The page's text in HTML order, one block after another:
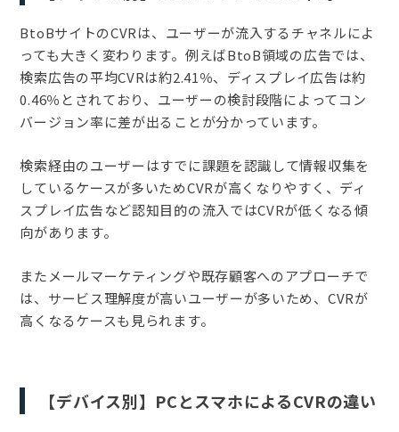
BtoBサイトのCVRは、ユーザーが流入するチャネルによ
っても大きく変わります。例えばBtoB領域の広告では、
検索広告の平均CVRは約2.41％、ディスプレイ広告は約
0.46％とされており、ユーザーの検討段階によってコン
バージョン率に差が出ることが分かっています。
検索経由のユーザーはすでに課題を認識して情報収集を
しているケースが多いためCVRが高くなりやすく、ディ
スプレイ広告など認知目的の流入ではCVRが低くなる傾
向があります。
またメールマーケティングや既存顧客へのアプローチで
は、サービス理解度が高いユーザーが多いため、CVRが
高くなるケースも見られます。
【デバイス別】PCとスマホによるCVRの違い